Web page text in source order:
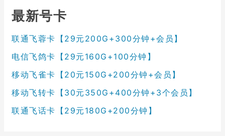
最新号卡
联通飞蓉卡【29元200G+300分钟+会员】
电信飞鸽卡【29元160G+100分钟】
移动飞雀卡【20元150G+200分钟+会员】
移动飞转卡【30元350G+400分钟+3个会员】
联通飞话卡【29元180G+200分钟】